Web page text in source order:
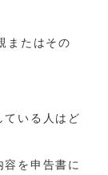
またはその
ている人はど
を申告書に